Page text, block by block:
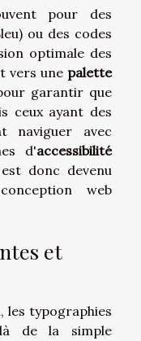
pour des
ou des codes
optimale des
vers une palette
garantir que
ceux ayant des
naviguer avec
d'accessibilité
donc devenu
web
et
les typographies
de la simple